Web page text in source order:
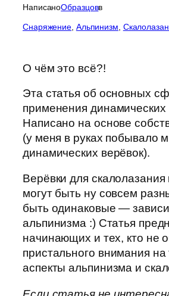
НаписаноОбразцовв
Cнаряжение, Альпинизм,
О чём это всё?!
Эта статья об основных
применения динамических
Написано на основе
(у меня в руках побывало
динамических верёвок).
Верёвки для
могут быть ну совсем
быть одинаковые —
альпинизма :) Статья
начинающих и тех, кто не
пристального внимания на
аспекты альпинизма и